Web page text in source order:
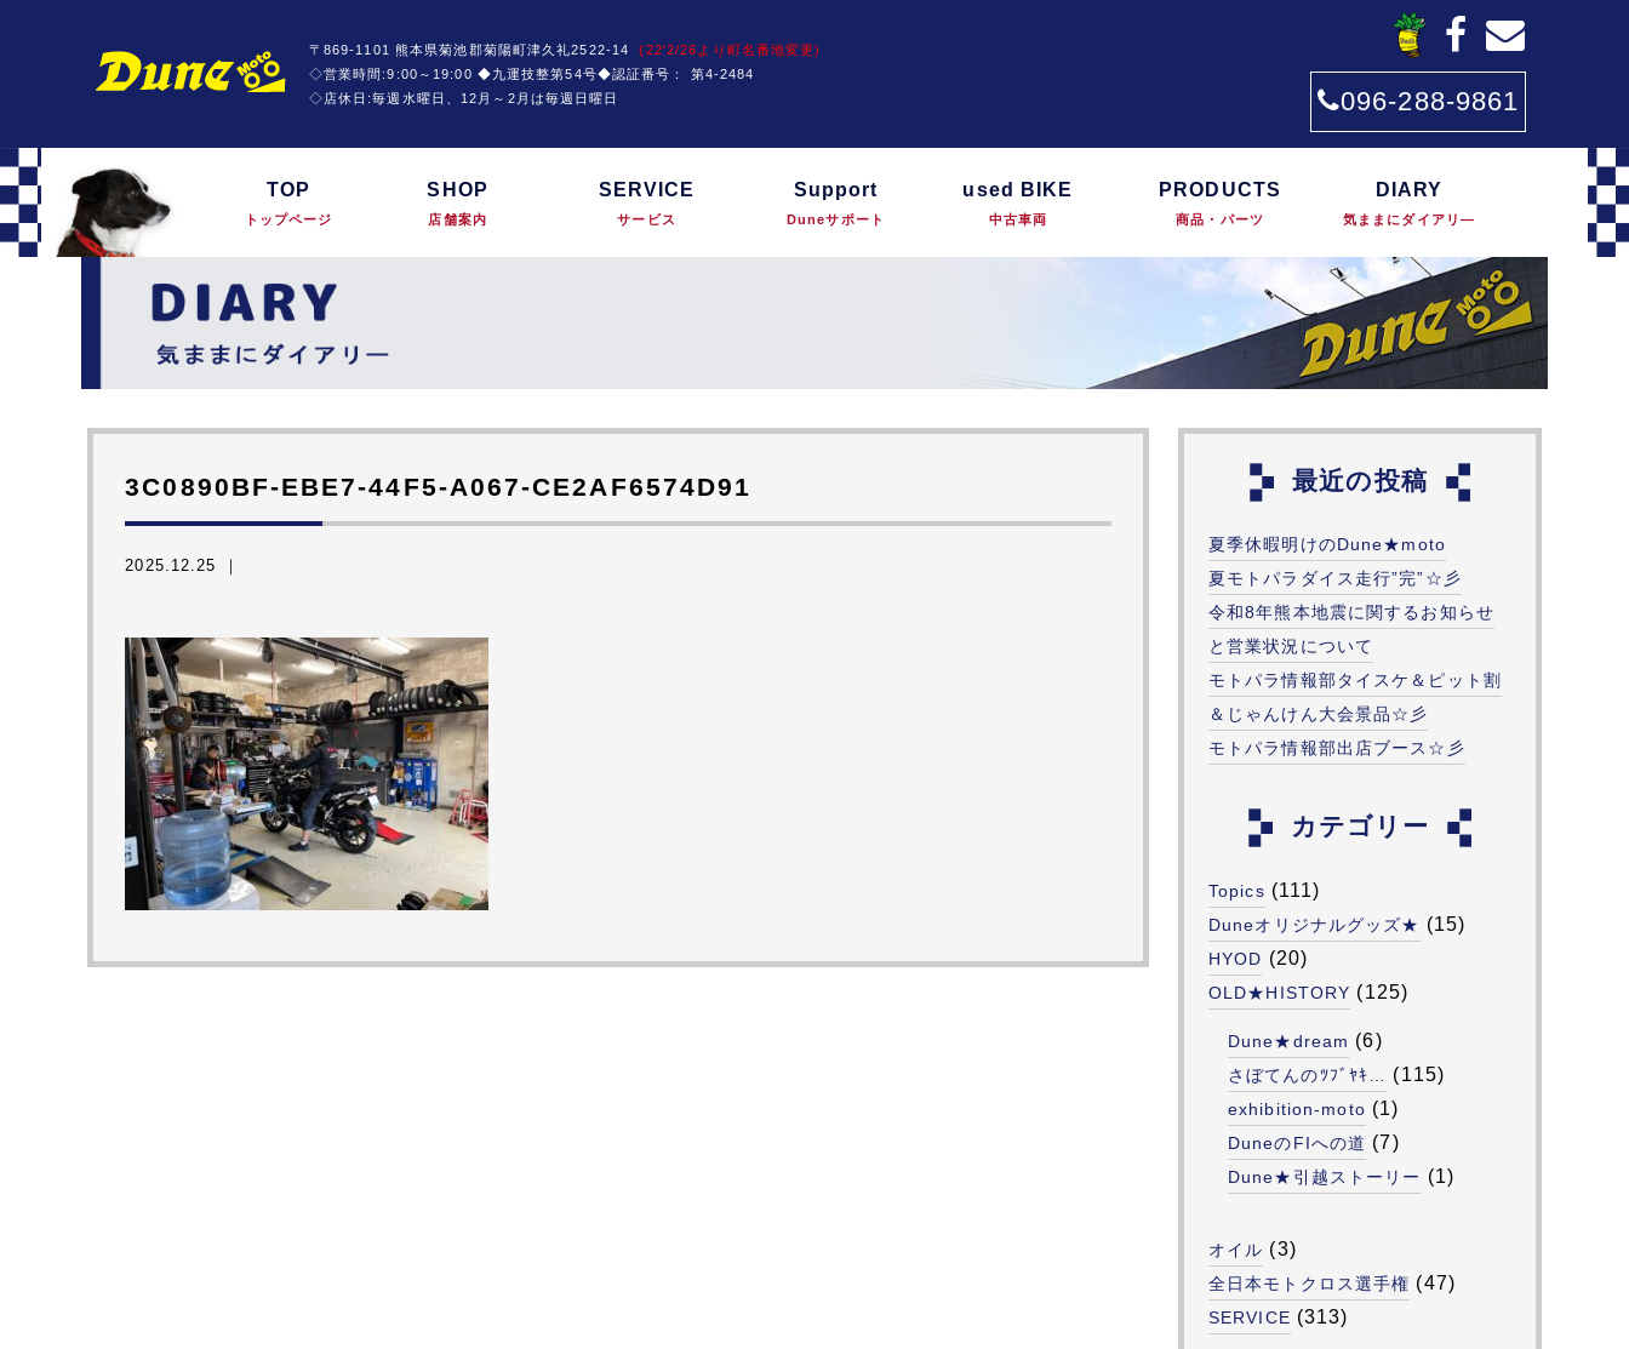
〒869-1101 熊本県菊池郡菊陽町津久礼2522-14(22'2/26より町名番地変更)
◇営業時間:9:00～19:00 ◆九運技整第54号◆認証番号： 第4-2484
◇店休日:毎週水曜日、12月～2月は毎週日曜日
096-288-9861
TOP
トップページ
SHOP
店舗案内
SERVICE
サービス
Support
Duneサポート
used BIKE
中古車両
PRODUCTS
商品・パーツ
DIARY
気ままにダイアリ―
3C0890BF-EBE7-44F5-A067-CE2AF6574D91
2025.12.25 ｜
最近の投稿
夏季休暇明けのDune★moto
夏モトパラダイス走行”完”☆彡
令和8年熊本地震に関するお知らせ
と営業状況について
モトパラ情報部タイスケ＆ピット割
＆じゃんけん大会景品☆彡
モトパラ情報部出店ブース☆彡
カテゴリー
Topics (111)
Duneオリジナルグッズ★ (15)
HYOD (20)
OLD★HISTORY (125)
Dune★dream (6)
さぼてんのﾂﾌﾞﾔｷ… (115)
exhibition-moto (1)
DuneのFIへの道 (7)
Dune★引越ストーリー (1)
オイル (3)
全日本モトクロス選手権 (47)
SERVICE (313)